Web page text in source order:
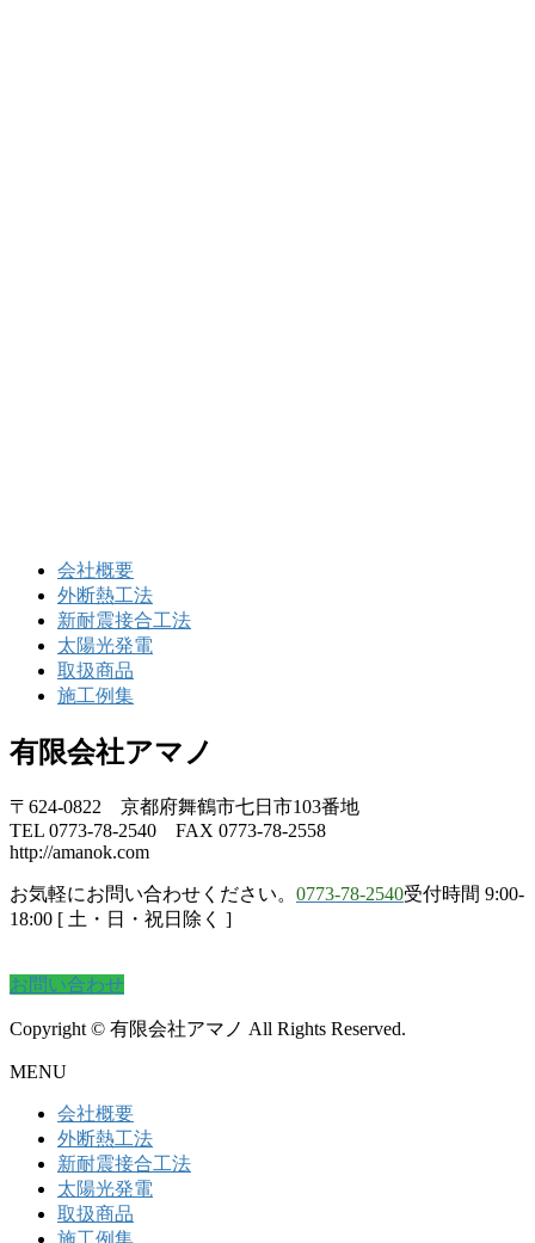
会社概要
外断熱工法
新耐震接合工法
太陽光発電
取扱商品
施工例集
有限会社アマノ
〒624-0822 京都府舞鶴市七日市103番地
TEL 0773-78-2540 FAX 0773-78-2558
http://amanok.com
お気軽にお問い合わせください。 0773-78-2540受付時間 9:00-
18:00 [ 土・日・祝日除く ]
お問い合わせ
Copyright © 有限会社アマノ All Rights Reserved.
MENU
会社概要
外断熱工法
新耐震接合工法
太陽光発電
取扱商品
施工例集